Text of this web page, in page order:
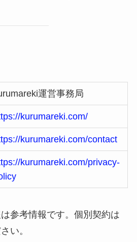
運営事務局
kurumareki.com/
kurumareki.com/contact
kurumareki.com/privacy-
参考情報です。個別契約は
い。